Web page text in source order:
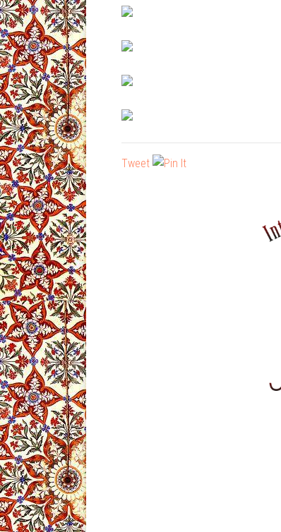
Tweet